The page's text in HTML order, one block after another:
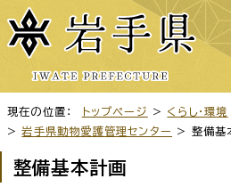
現在の位置： トップページ > くらし・環境
>岩手県動物愛護管理センター > 整備基
整備基本計画